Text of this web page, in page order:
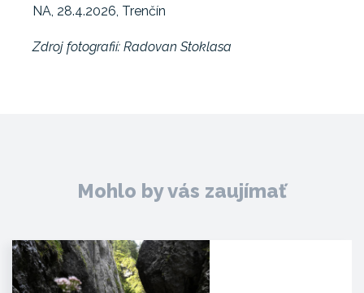
NA, 28.4.2026, Trenčín
Zdroj fotografií: Radovan Stoklasa
Mohlo by vás zaujímať